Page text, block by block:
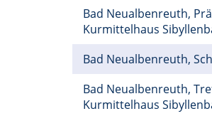
Bad Neualbenreuth,
Kurmittelhaus
Bad Neualbenreuth,
Bad Neualbenreuth,
Kurmittelhaus